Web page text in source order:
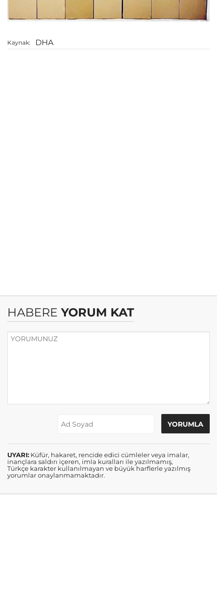
Kaynak: DHA
HABERE YORUM KAT
UYARI: Küfür, hakaret, rencide edici cümleler veya imalar,
inançlara saldırı içeren, imla kuralları ile yazılmamış,
Türkçe karakter kullanılmayan ve büyük harflerle yazılmış
yorumlar onaylanmamaktadır.